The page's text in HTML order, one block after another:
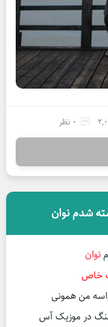
0 نظر
شدم نوان
نوان
خاص
من همونی